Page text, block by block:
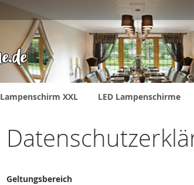
Lampenschirm XXL LED Lampenschirme
Geltungsbereich